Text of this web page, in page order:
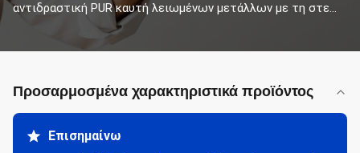
αντιδραστική PUR καυτή λειωμένων μετάλλων με τη στε...
Προσαρμοσμένα χαρακτηριστικά προϊόντος
Επισημαίνω